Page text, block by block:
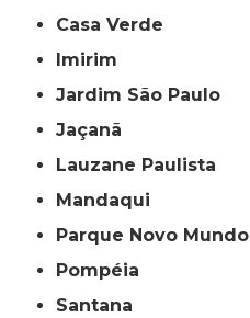
Casa Verde
Imirim
Jardim São Paulo
Jaçanã
Lauzane Paulista
Mandaqui
Parque Novo Mundo
Pompéia
Santana